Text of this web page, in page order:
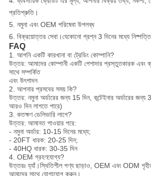
প্রতিশ্রুতি।
5. নমুনা এবং OEM পরিষেবা উপলব্ধ
6. বিক্রয়োত্তর সেবা।যেকোনো প্রশ্ন 3 দিনের মধ্যে
FAQ
1. আপনি একটি কারখানা বা ট্রেডিং কোম্পানি?
উত্তর: আমাদের কোম্পানী একটি পেশাদার প্রস্তুতকারক এবং
সাথে সম্পর্কিত
এবং উৎপাদন
2. আপনার প্রসবের সময় কি?
উত্তর: নমুনা অর্ডারের জন্য 15 দিন, কন্টেইনার অর্ডারের
আরও দিন লাগতে পারে)
3. কতক্ষণ ডেলিভারি লাগে?
উত্তর: আমানত পাওয়ার পরে:
- নমুনা অর্ডার: 10-15 দিনের মধ্যে;
- 20FT ধারক: 20-25 দিন;
- 40HQ ধারক: 30-35 দিন
4. OEM গ্রহণযোগ্য?
উত্তরঃ হ্যাঁ।স্থিতিশীল পণ্য ছাড়াও, OEM এবং ODM
আমাদের সাথে যোগাযোগ করুন।